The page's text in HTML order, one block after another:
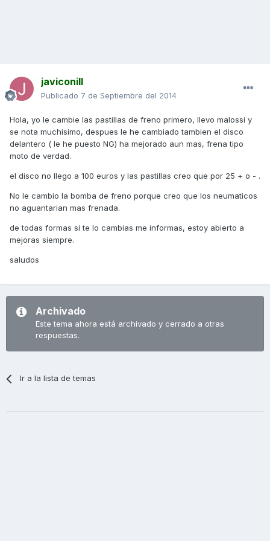
javiconill
Publicado 7 de Septiembre del 2014
Hola, yo le cambie las pastillas de freno primero, llevo malossi y
se nota muchisimo, despues le he cambiado tambien el disco
delantero ( le he puesto NG) ha mejorado aun mas, frena tipo
moto de verdad.
el disco no llego a 100 euros y las pastillas creo que por 25 + o - .
No le cambio la bomba de freno porque creo que los neumaticos
no aguantarian mas frenada.
de todas formas si te lo cambias me informas, estoy abierto a
mejoras siempre.
saludos
Archivado
Este tema ahora está archivado y cerrado a otras
respuestas.
Ir a la lista de temas